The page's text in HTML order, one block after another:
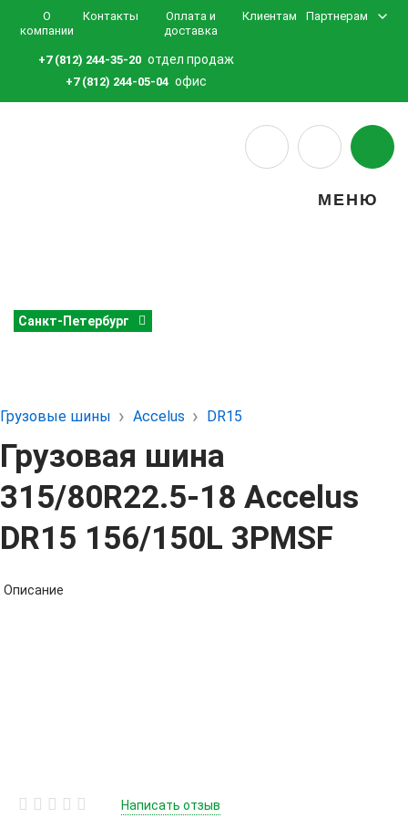
О
компании
Контакты
Оплата и
доставка
Клиентам Партнерам
+7 (812) 244-35-20 отдел продаж
+7 (812) 244-05-04 офис
Санкт-Петербург
МЕНЮ
Грузовые шины Accelus DR15
Грузовая шина
315/80R22.5-18 Accelus
DR15 156/150L 3PMSF
Описание
Написать отзыв